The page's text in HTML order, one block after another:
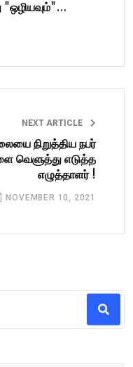
தாமரை !
NEXT ARTICLE
நிறுத்திய நபர்
வெளுத்து எடுத்த
எழுத்தாளர் !
NOVEMBER 10, 2021